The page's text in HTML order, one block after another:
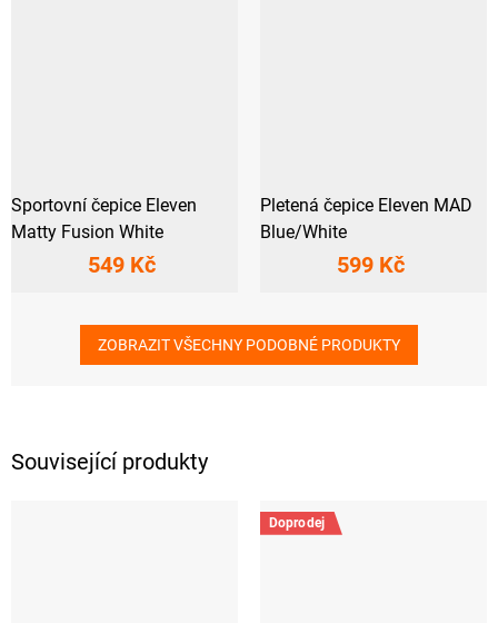
Související produkty
Doprodej
Sportovní čepice Eleven
Matty Fusion White
549 Kč
Pletená čepice Eleven MAD
Blue/White
599 Kč
ZOBRAZIT VŠECHNY PODOBNÉ PRODUKTY